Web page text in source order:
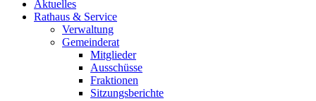
Aktuelles
Rathaus & Service
Verwaltung
Gemeinderat
Mitglieder
Ausschüsse
Fraktionen
Sitzungsberichte